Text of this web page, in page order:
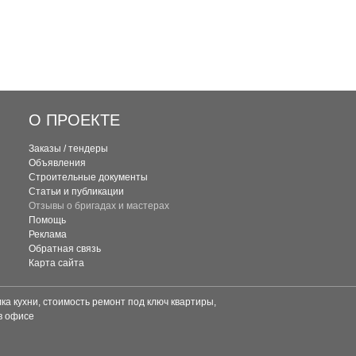
О ПРОЕКТЕ
Заказы / тендеры
Объявления
Строительные документы
Статьи и публикации
Отзывы о бригадах и мастерах
Помощь
Реклама
Обратная связь
Карта сайта
кухни, стоимость ремонт под ключ квартиры,
офисе